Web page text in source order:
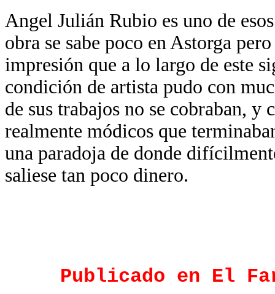
Angel Julián Rubio es uno de
obra se sabe poco en Astorga
impresión que a lo largo de este
condición de artista pudo con
de sus trabajos no se cobraban, y
realmente módicos que
una paradoja de donde
saliese tan poco dinero.
Publicado en El